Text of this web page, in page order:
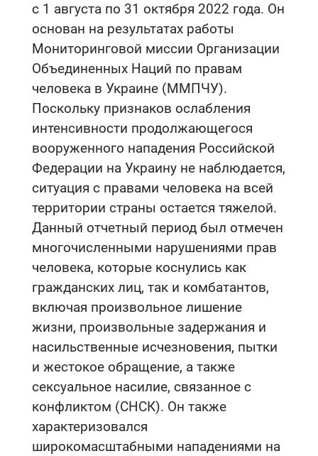
с 1 августа по 31 октября 2022 года. Он
основан на результатах работы
Мониторинговой миссии Организации
Объединенных Наций по правам
человека в Украине (ММПЧУ).
Поскольку признаков ослабления
интенсивности продолжающегося
вооруженного нападения Российской
Федерации на Украину не наблюдается,
ситуация с правами человека на всей
территории страны остается тяжелой.
Данный отчетный период был отмечен
многочисленными нарушениями прав
человека, которые коснулись как
гражданских лиц, так и комбатантов,
включая произвольное лишение
жизни, произвольные задержания и
насильственные исчезновения, пытки
и жестокое обращение, а также
сексуальное насилие, связанное с
конфликтом (СНСК). Он также
характеризовался
широкомасштабными нападениями на